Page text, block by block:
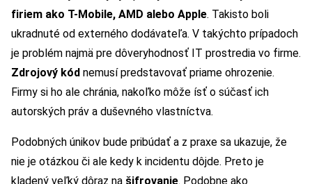
firiem ako T-Mobile, AMD alebo Apple. Takisto boli
ukradnuté od externého dodávateľa. V takýchto prípadoch
je problém najmä pre dôveryhodnosť IT prostredia vo firme.
Zdrojový kód nemusí predstavovať priame ohrozenie.
Firmy si ho ale chránia, nakoľko môže ísť o súčasť ich
autorských práv a duševného vlastníctva.
Podobných únikov bude pribúdať a z praxe sa ukazuje, že
nie je otázkou či ale kedy k incidentu dôjde. Preto je
kladený veľký dôraz na šifrovanie. Podobne ako